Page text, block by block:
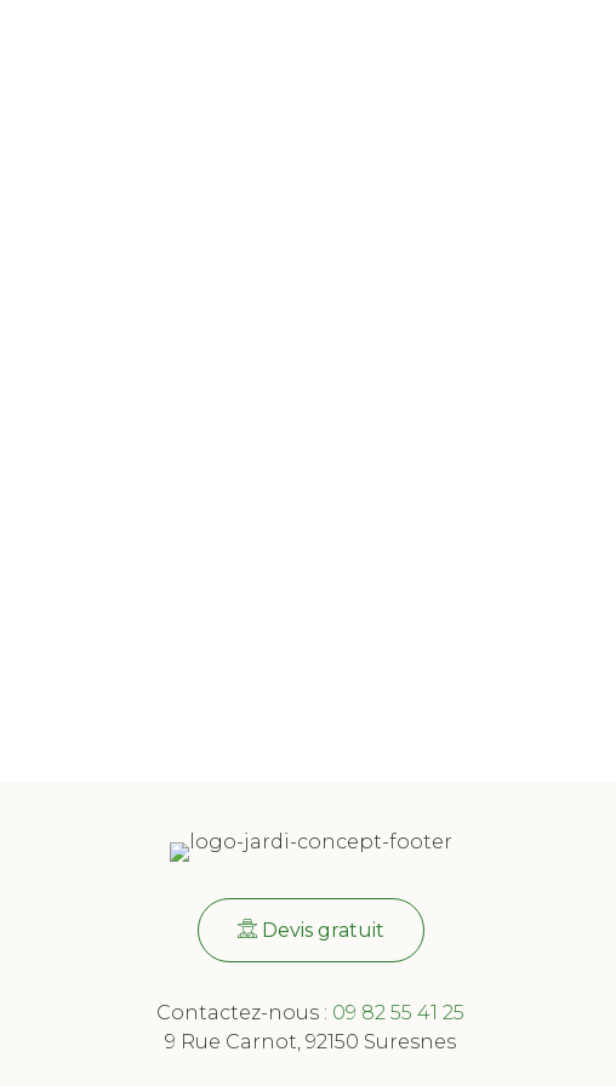
Devis gratuit
Contactez-nous : 09 82 55 41 25
9 Rue Carnot, 92150 Suresnes